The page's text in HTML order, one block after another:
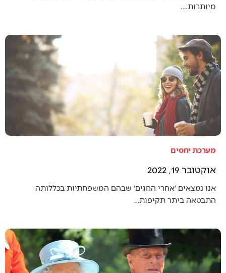
מיותרות.…
מערכת יחסים
אוקטובר 19, 2022
אנו נמצאים ׳אחרי החגים׳ שבהם המשפחתיות בכללותה
התבטאה ביתר תקיפות…